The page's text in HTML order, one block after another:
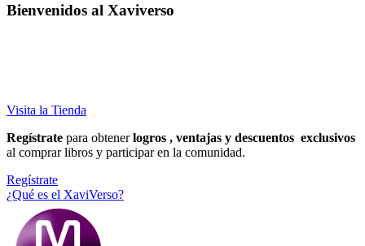
Bienvenidos al Xaviverso
Visita la Tienda
Regístrate para obtenerlogros , ventajas y descuentos exclusivos
al comprar libros y participar en la comunidad.
Regístrate
¿Qué es el XaviVerso?